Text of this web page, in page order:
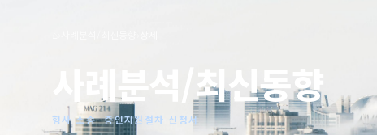
사례분석/최신동향
법률정보
사례분석/최신동향
형사 소송- 증인지원절차 신청서